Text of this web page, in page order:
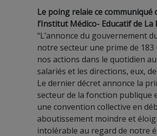
Le poing relaie ce communiqué
l’Institut Médico- Educatif de La
“L’annonce du gouvernement
notre secteur une prime de
nos actions dans le quotidien
salariés et les directions, eux,
Le dernier décret annonce la
secteur de la fonction publique
une convention collective en
aboutissement moindre et
intolérable au regard de notre